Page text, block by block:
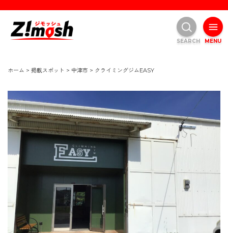
ホーム > 掲載スポット > 中津市 > クライミングジムEASY
MENU
SEARCH